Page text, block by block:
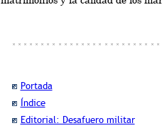
Portada
Índice
Editorial: Desafuero militar